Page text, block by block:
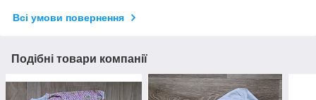
Всі умови повернення
Подібні товари компанії